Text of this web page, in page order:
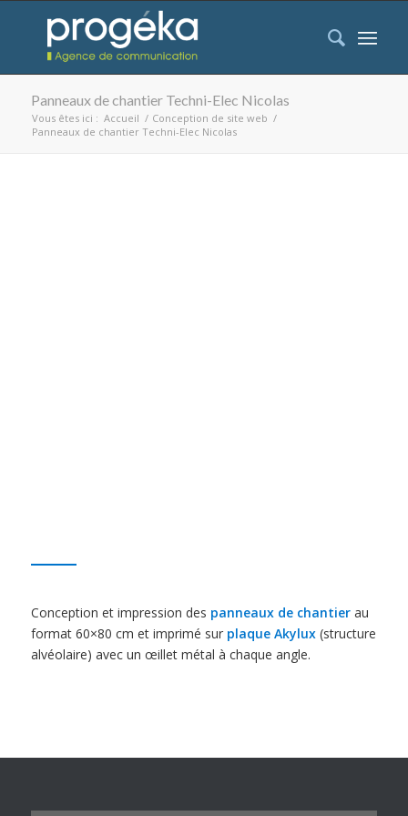
Panneaux de chantier Techni-Elec Nicolas
Vous êtes ici : Accueil / Conception de site web /
Panneaux de chantier Techni-Elec Nicolas
Conception et impression des panneaux de chantierau
format 60×80 cm et imprimé sur plaque Akylux(structure
alvéolaire) avec un œillet métal à chaque angle.